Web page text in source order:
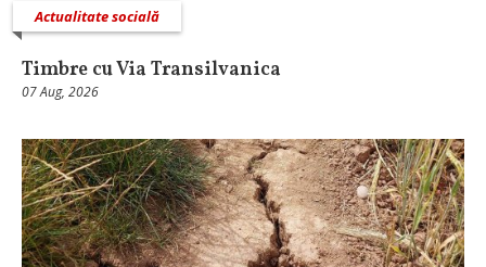
Actualitate socială
Timbre cu Via Transilvanica
07 Aug, 2026